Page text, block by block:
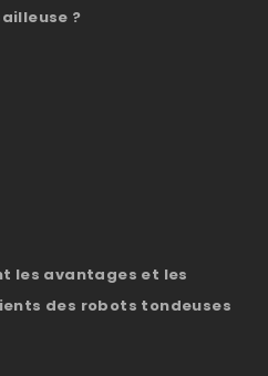
?
les avantages et les
des robots tondeuses